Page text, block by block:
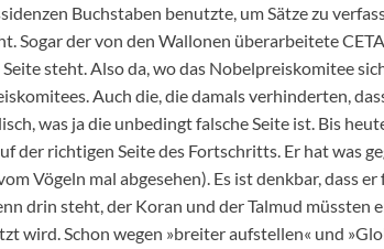
Buchstaben benutzte, um Sätze zu
Sogar der von den Wallonen überarbeitete
steht. Also da, wo das Nobelpreiskomitee
Auch die, die damals verhinderten,
was ja die unbedingt falsche Seite ist. Bis
der richtigen Seite des Fortschritts. Er hat was
Vögeln mal abgesehen). Es ist denkbar, dass
drin steht, der Koran und der Talmud müssten
wird. Schon wegen »breiter aufstellen« und